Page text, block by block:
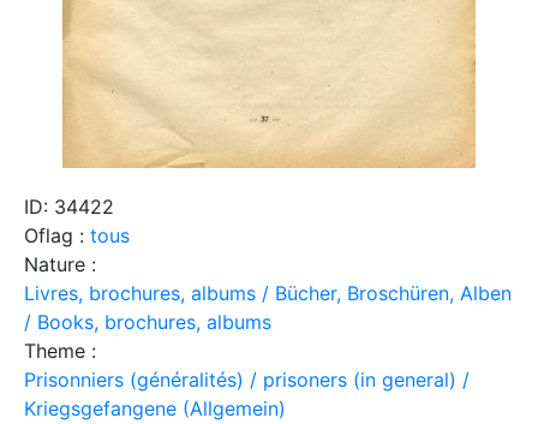
ID: 34422
Oflag : tous
Nature :
Livres, brochures, albums / Bücher, Broschüren, Alben
/ Books, brochures, albums
Theme :
Prisonniers (généralités) / prisoners (in general) /
Kriegsgefangene (Allgemein)